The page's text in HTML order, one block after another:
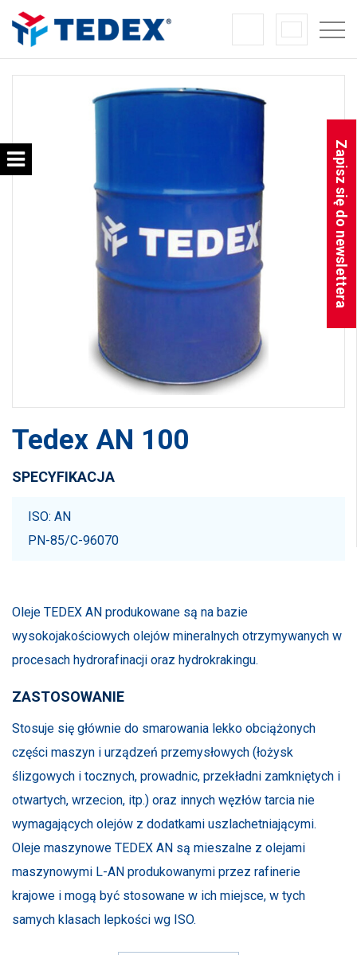
Zapisz się do newslettera
Tedex AN 100
SPECYFIKACJA
ISO: AN
PN-85/C-96070
Oleje TEDEX AN produkowane są na bazie
wysokojakościowych olejów mineralnych otrzymywanych w
procesach hydrorafinacji oraz hydrokrakingu.
ZASTOSOWANIE
Stosuje się głównie do smarowania lekko obciążonych
części maszyn i urządzeń przemysłowych (łożysk
ślizgowych i tocznych, prowadnic, przekładni zamkniętych i
otwartych, wrzecion, itp.) oraz innych węzłów tarcia nie
wymagających olejów z dodatkami uszlachetniającymi.
Oleje maszynowe TEDEX AN są mieszalne z olejami
maszynowymi L-AN produkowanymi przez rafinerie
krajowe i mogą być stosowane w ich miejsce, w tych
samych klasach lepkości wg ISO.